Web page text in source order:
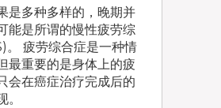
是多种多样的，晚期并
能是所谓的慢性疲劳综
。 疲劳综合症是一种情
最重要的是身体上的疲
会在癌症治疗完成后的
。